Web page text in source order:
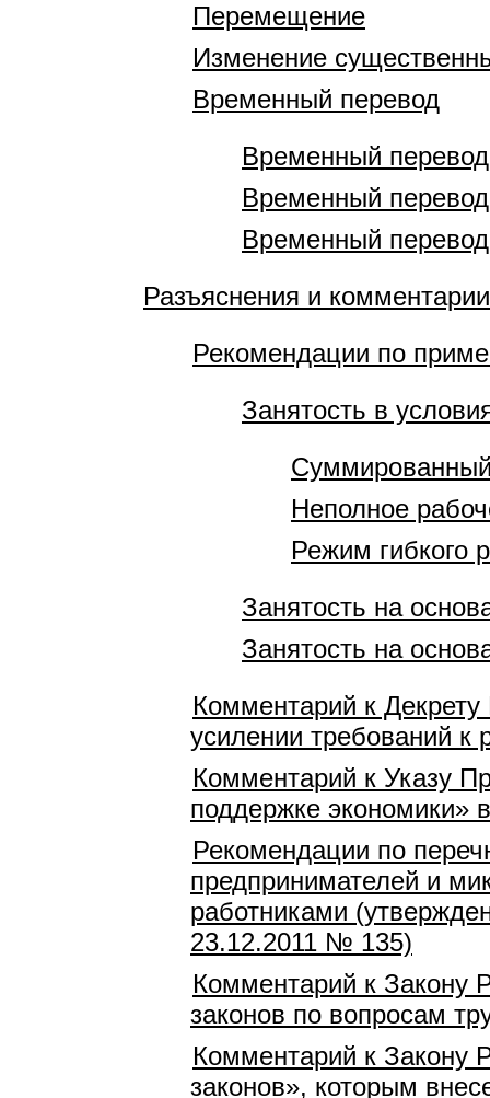
Перемещение
Изменение
Временный перевод
Временный перевод
Временный
Временный
Разъяснения и
Рекомендации по
Занятость в
Неполное
Режим гибкого
Занятость на
Занятость на
Комментарий к
усилении требований к
Комментарий к Указу
поддержке экономики»
Рекомендации по
предпринимателей и
работниками
23.12.2011 № 135)
Комментарий к Закону
законов по вопросам
Комментарий к Закону
законов», которым